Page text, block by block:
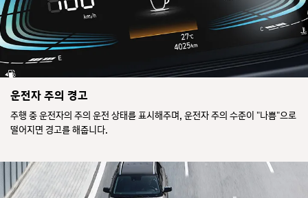
운전자 주의 경고
주행 중 운전자의 주의 운전 상태를 표시해주며, 운전자 주의 수준이 "나쁨"으로
떨어지면 경고를 해줍니다.